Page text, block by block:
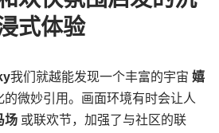
式体验
我们就越能发现一个丰富的宇宙 嬉
微妙引用。画面环境有时会让人
场 或联欢节，加强了与社区的联